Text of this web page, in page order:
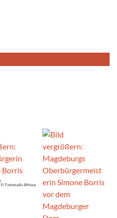
© Fotostudio Althaus